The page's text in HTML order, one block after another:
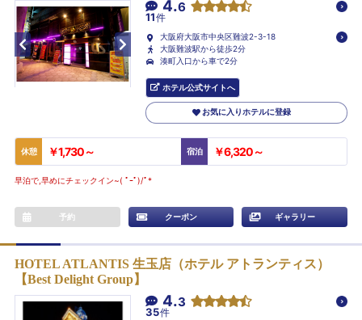
4.6
11件
大阪府大阪市中央区難波2-3-18
大阪難波駅から徒歩2分
湊町入口から車で2分
ホテル公式サイトへ
お気に入りホテルに登録
休憩 ￥1,730～ 宿泊 ￥6,320～
早泊で,早めにチェックイン~( ﾟｰﾟ)/ﾟ*
予約 クーポン ギャラリー
HOTEL ATLANTIS 生玉店（ホテル アトランティス）
【Best Delight Group】
4.3
35件